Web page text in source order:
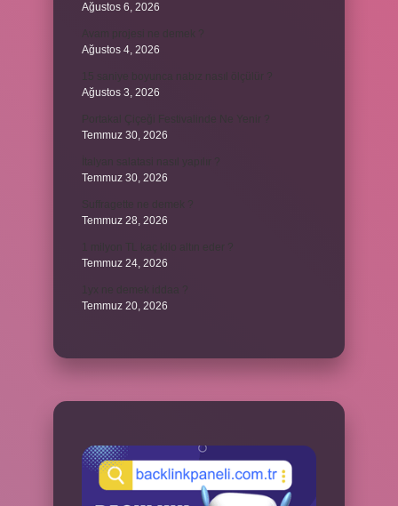
Ağustos 6, 2026
Ağustos 4, 2026
Ağustos 3, 2026
Temmuz 30, 2026
Temmuz 30, 2026
Temmuz 28, 2026
Temmuz 24, 2026
Temmuz 20, 2026